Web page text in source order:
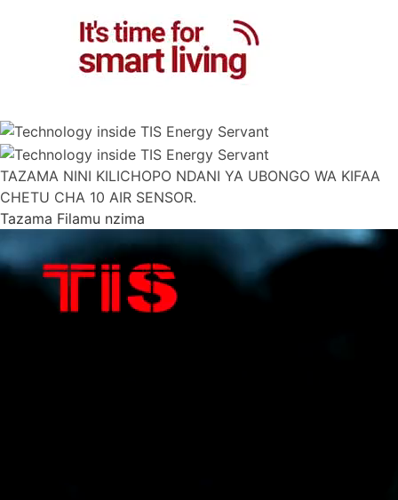
TAZAMA NINI KILICHOPO NDANI YA UBONGO WA KIFAA
CHETU CHA 10 AIR SENSOR.
Tazama Filamu nzima